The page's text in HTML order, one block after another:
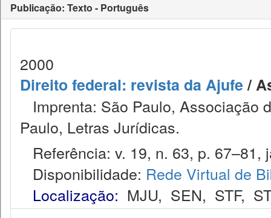
Publicação: Texto - Português
2000
Direito federal: revista da Ajufe/
Imprenta: São Paulo, Associação
Paulo, Letras Jurídicas.
Referência: v. 19, n. 63, p. 67–81,
Disponibilidade: Rede Virtual de
Localização: MJU, SEN, STF,